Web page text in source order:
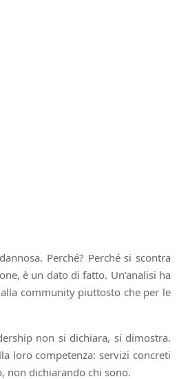
Perché? Perché si scontra
è un dato di fatto. Un’analisi ha
community piuttosto che per le
non si dichiara, si dimostra.
loro competenza: servizi concreti
non dichiarando chi sono.